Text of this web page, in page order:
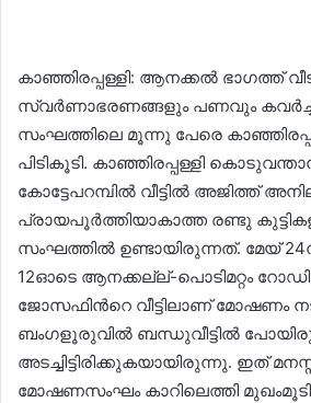
കാഞ്ഞിരപ്പള്ളി: ആനക്കൽ ഭാഗത്ത്
സ്വർണാഭരണങ്ങളും പണവും
സംഘത്തിലെ മൂന്നു പേരെ
പിടികൂടി. കാഞ്ഞിരപ്പള്ളി
കോട്ടേപറമ്പിൽ വീട്ടിൽ അജിത്ത്
പ്രായപൂർത്തിയാകാത്ത രണ്ടു
സംഘത്തിൽ ഉണ്ടായിരുന്നത്. മേയ്
12ഓടെ ആനക്കല്ല്-പൊടിമറ്റം
ജോസഫിന്‍റെ വീട്ടിലാണ് മോഷണം
ബംഗളൂരുവിൽ ബന്ധുവീട്ടിൽ
അടച്ചിട്ടിരിക്കുകയായിരുന്നു. ഇത്
മോഷണസംഘം കാറിലെത്തി